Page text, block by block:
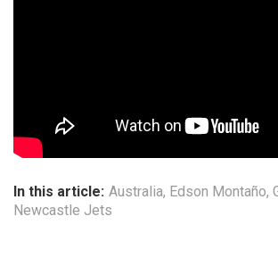
In this article: Australia, Edson Montaño,
Newcastle Jets